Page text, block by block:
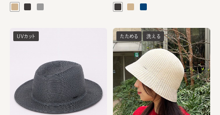
UVカット たためる 洗える